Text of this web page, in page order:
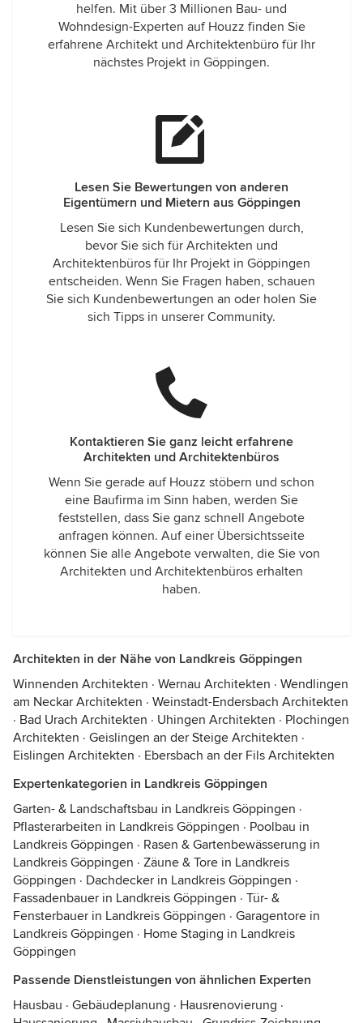
helfen. Mit über 3 Millionen Bau- und
Wohndesign-Experten auf Houzz finden Sie
erfahrene Architekt und Architektenbüro für Ihr
nächstes Projekt in Göppingen.
Lesen Sie Bewertungen von anderen
Eigentümern und Mietern aus Göppingen
Lesen Sie sich Kundenbewertungen durch,
bevor Sie sich für Architekten und
Architektenbüros für Ihr Projekt in Göppingen
entscheiden. Wenn Sie Fragen haben, schauen
Sie sich Kundenbewertungen an oder holen Sie
sich Tipps in unserer Community.
Kontaktieren Sie ganz leicht erfahrene
Architekten und Architektenbüros
Wenn Sie gerade auf Houzz stöbern und schon
eine Baufirma im Sinn haben, werden Sie
feststellen, dass Sie ganz schnell Angebote
anfragen können. Auf einer Übersichtsseite
können Sie alle Angebote verwalten, die Sie von
Architekten und Architektenbüros erhalten
haben.
Architekten in der Nähe von Landkreis Göppingen
Winnenden Architekten · Wernau Architekten · Wendlingen
am Neckar Architekten · Weinstadt-Endersbach Architekten
· Bad Urach Architekten · Uhingen Architekten · Plochingen
Architekten · Geislingen an der Steige Architekten ·
Eislingen Architekten · Ebersbach an der Fils Architekten
Expertenkategorien in Landkreis Göppingen
Garten- & Landschaftsbau in Landkreis Göppingen ·
Pflasterarbeiten in Landkreis Göppingen · Poolbau in
Landkreis Göppingen · Rasen & Gartenbewässerung in
Landkreis Göppingen · Zäune & Tore in Landkreis
Göppingen · Dachdecker in Landkreis Göppingen ·
Fassadenbauer in Landkreis Göppingen · Tür- &
Fensterbauer in Landkreis Göppingen · Garagentore in
Landkreis Göppingen · Home Staging in Landkreis
Göppingen
Passende Dienstleistungen von ähnlichen Experten
Hausbau · Gebäudeplanung · Hausrenovierung ·